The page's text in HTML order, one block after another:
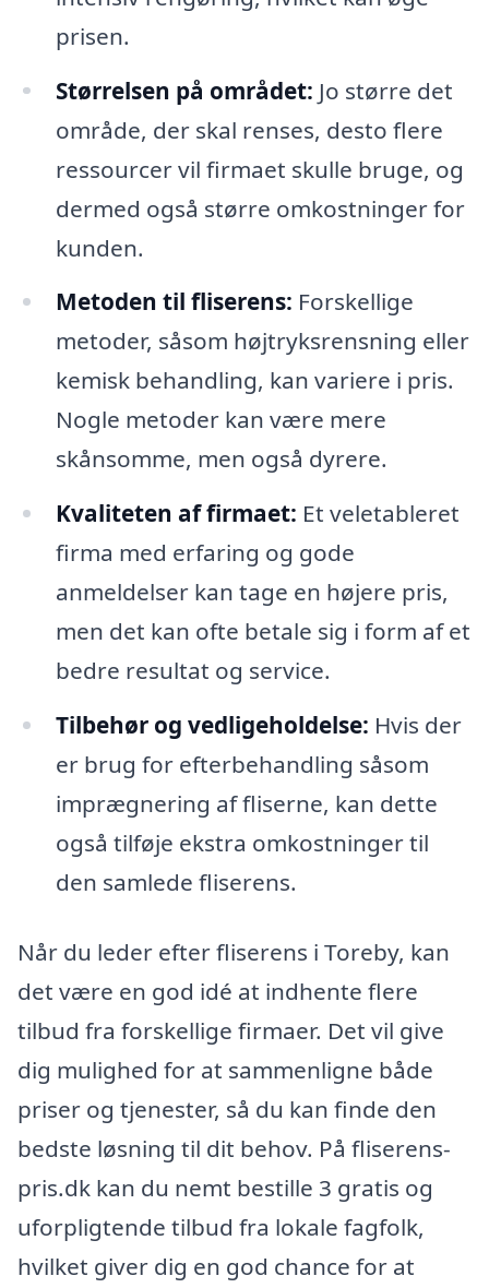
prisen.
Størrelsen på området: Jo større det
område, der skal renses, desto flere
ressourcer vil firmaet skulle bruge, og
dermed også større omkostninger for
kunden.
Metoden til fliserens: Forskellige
metoder, såsom højtryksrensning eller
kemisk behandling, kan variere i pris.
Nogle metoder kan være mere
skånsomme, men også dyrere.
Kvaliteten af firmaet: Et veletableret
firma med erfaring og gode
anmeldelser kan tage en højere pris,
men det kan ofte betale sig i form af et
bedre resultat og service.
Tilbehør og vedligeholdelse: Hvis der
er brug for efterbehandling såsom
imprægnering af fliserne, kan dette
også tilføje ekstra omkostninger til
den samlede fliserens.
Når du leder efter fliserens i Toreby, kan
det være en god idé at indhente flere
tilbud fra forskellige firmaer. Det vil give
dig mulighed for at sammenligne både
priser og tjenester, så du kan finde den
bedste løsning til dit behov. På fliserens-
pris.dk kan du nemt bestille 3 gratis og
uforpligtende tilbud fra lokale fagfolk,
hvilket giver dig en god chance for at